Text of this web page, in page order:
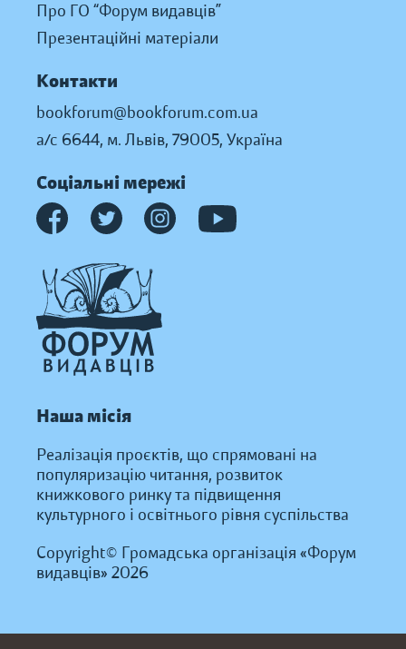
Про ГО “Форум видавців”
Презентаційні матеріали
Контакти
bookforum@bookforum.com.ua
а/с 6644, м. Львів, 79005, Україна
Соціальні мережі
Наша місія
Реалізація проєктів, що спрямовані на
популяризацію читання, розвиток
книжкового ринку та підвищення
культурного і освітнього рівня суспільства
Copyright© Громадська організація «Форум
видавців» 2026